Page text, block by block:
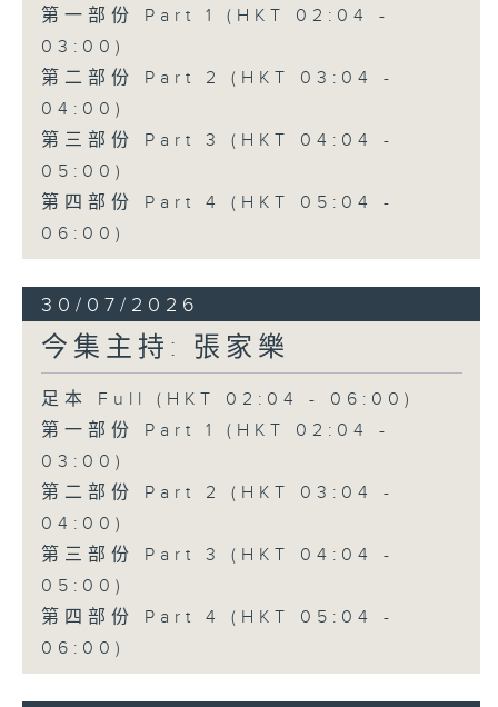
第一部份 Part 1 (HKT 02:04 -
03:00)
第二部份 Part 2 (HKT 03:04 -
04:00)
第三部份 Part 3 (HKT 04:04 -
05:00)
第四部份 Part 4 (HKT 05:04 -
06:00)
30/07/2026
今集主持: 張家樂
足本 Full (HKT 02:04 - 06:00)
第一部份 Part 1 (HKT 02:04 -
03:00)
第二部份 Part 2 (HKT 03:04 -
04:00)
第三部份 Part 3 (HKT 04:04 -
05:00)
第四部份 Part 4 (HKT 05:04 -
06:00)